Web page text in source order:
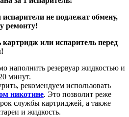
не подлежат обмену,
ремонту!
или испаритель перед
наполнить резервуар жидкостью и
минут.
рекомендуем использовать
никотине. Это позволит реже
службы картриджей, а также
и жидкость.